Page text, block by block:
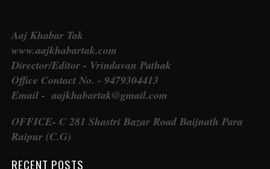
Aaj Khabar Tak
www.aajkhabartak.com
Director/Editor - Vrindavan Pathak
Office Contact No. - 9479304413
Email - aajkhabartak@gmail.com
OFFICE- C 281 Shastri Bazar Road Baijnath Para
Raipur (C.G)
RECENT POSTS